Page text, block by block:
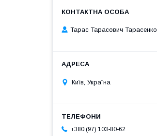
Тарас Тарасович Тарасенко
Київ, Україна
+380 (97) 103-80-62